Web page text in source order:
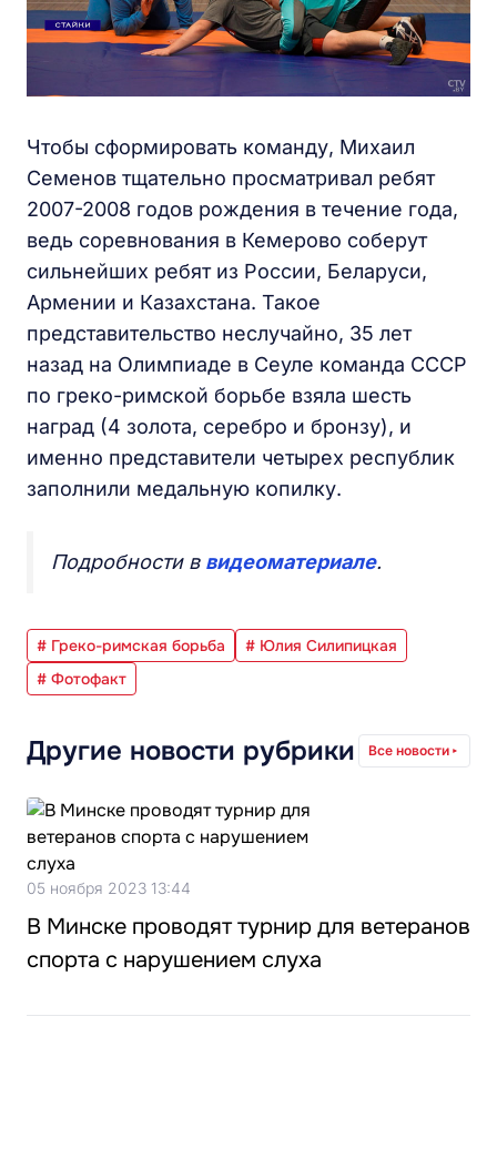
Чтобы сформировать команду, Михаил
Семенов тщательно просматривал ребят
2007-2008 годов рождения в течение года,
ведь соревнования в Кемерово соберут
сильнейших ребят из России, Беларуси,
Армении и Казахстана. Такое
представительство неслучайно, 35 лет
назад на Олимпиаде в Сеуле команда СССР
по греко-римской борьбе взяла шесть
наград (4 золота, серебро и бронзу), и
именно представители четырех республик
заполнили медальную копилку.
Подробности в видеоматериале.
# Греко-римская борьба
# Юлия Силипицкая
# Фотофакт
Другие новости рубрики Все новости
05 ноября 2023 13:44
В Минске проводят турнир для ветеранов
спорта с нарушением слуха